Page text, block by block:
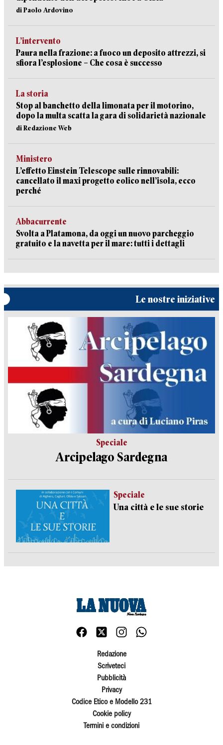
di Paolo Ardovino
L’intervento
Paura nella frazione: a fuoco un deposito attrezzi, si
sfiora l’esplosione – Che cosa è successo
La storia
Stop al banchetto della limonata per il motorino,
dopo la multa scatta la gara di solidarietà nazionale
di Redazione Web
Ministero
L’effetto Einstein Telescope sulle rinnovabili:
cancellato il maxi progetto eolico nell’isola, ecco
perché
Abbacurrente
Svolta a Platamona, da oggi un nuovo parcheggio
gratuito e la navetta per il mare: tutti i dettagli
Le nostre iniziative
Speciale
Arcipelago Sardegna
Speciale
Una città e le sue storie
Redazione
Scriveteci
Pubblicità
Privacy
Codice Etico e Modello 231
Cookie policy
Termini e condizioni